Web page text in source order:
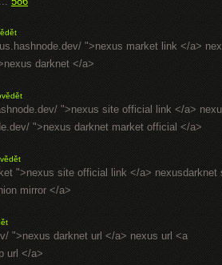
">nexus market link </a>
darknet </a>
">nexus site official link </a>
">nexus darknet market official </a>
">nexus site official link </a> nexusdarknet
mirror </a>
">nexus darknet url </a> nexus url <a
url </a>